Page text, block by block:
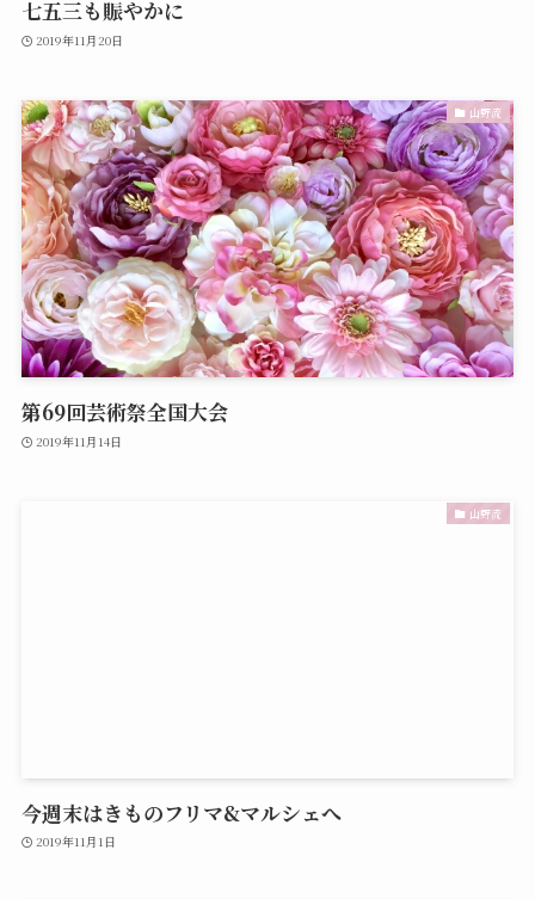
七五三も賑やかに
2019年11月20日
山野流
第69回芸術祭全国大会
2019年11月14日
山野流
今週末はきものフリマ&マルシェへ
2019年11月1日